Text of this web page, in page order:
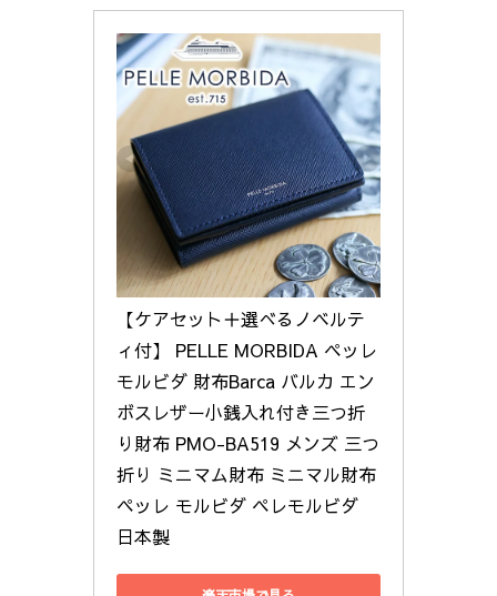
【ケアセット＋選べるノベルテ
ィ付】 PELLE MORBIDA ペッレ
モルビダ 財布Barca バルカ エン
ボスレザー小銭入れ付き三つ折
り財布 PMO-BA519 メンズ 三つ
折り ミニマム財布 ミニマル財布
ペッレ モルビダ ペレモルビダ
日本製